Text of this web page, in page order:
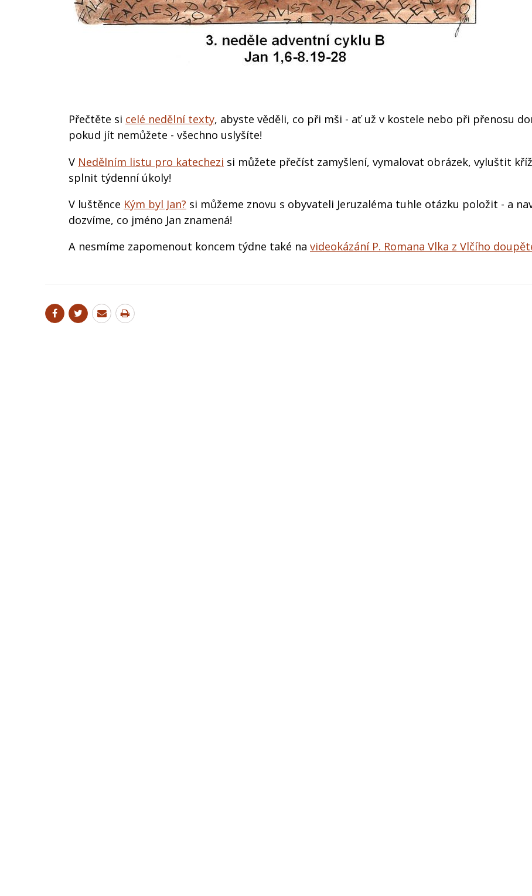
Přečtěte si celé nedělní texty, abyste věděli, co při mši - ať už v kostele nebo při přenosu
pokud jít nemůžete - všechno uslyšíte!
V Nedělním listu pro katechezi si můžete přečíst zamyšlení, vymalovat obrázek, vyluštit
splnit týdenní úkoly!
V luštěnce Kým byl Jan? si můžeme znovu s obyvateli Jeruzaléma tuhle otázku položit - a
dozvíme, co jméno Jan znamená!
A nesmíme zapomenout koncem týdne také na videokázání P. Romana Vlka z Vlčího